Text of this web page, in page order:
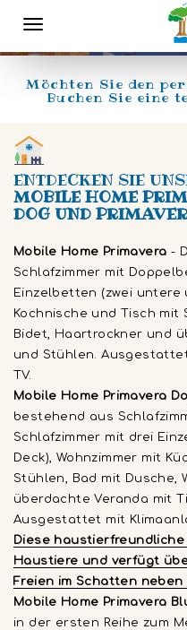
PINETO BEACH
Möchten Sie den
Buchen Sie eine
ENTDECKEN SIE
MOBILE HOME
DOG UND
Mobile Home Primavera -
Schlafzimmer mit
Einzelbetten (zwei untere
Kochnische und Tisch mit
Bidet, Haartrockner und
und Stühlen.
TV.
Mobile Home Primavera
bestehend aus
Schlafzimmer mit drei
Deck), Wohnzimmer mit
Stühlen, Bad mit Dusche,
überdachte Veranda mit
Ausgestattet mit
Diese
Haustiere und verfügt
Freien im Schatten neben
Mobile Home Primavera
in der ersten Reihe zum